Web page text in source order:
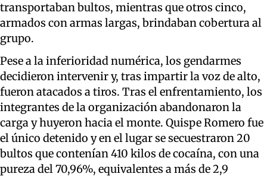
transportaban bultos, mientras que otros cinco,
armados con armas largas, brindaban cobertura al
grupo.
Pese a la inferioridad numérica, los gendarmes
decidieron intervenir y, tras impartir la voz de alto,
fueron atacados a tiros. Tras el enfrentamiento, los
integrantes de la organización abandonaron la
carga y huyeron hacia el monte. Quispe Romero fue
el único detenido y en el lugar se secuestraron 20
bultos que contenían 410 kilos de cocaína, con una
pureza del 70,96%, equivalentes a más de 2,9